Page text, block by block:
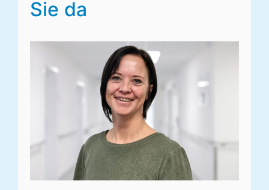
Sie da